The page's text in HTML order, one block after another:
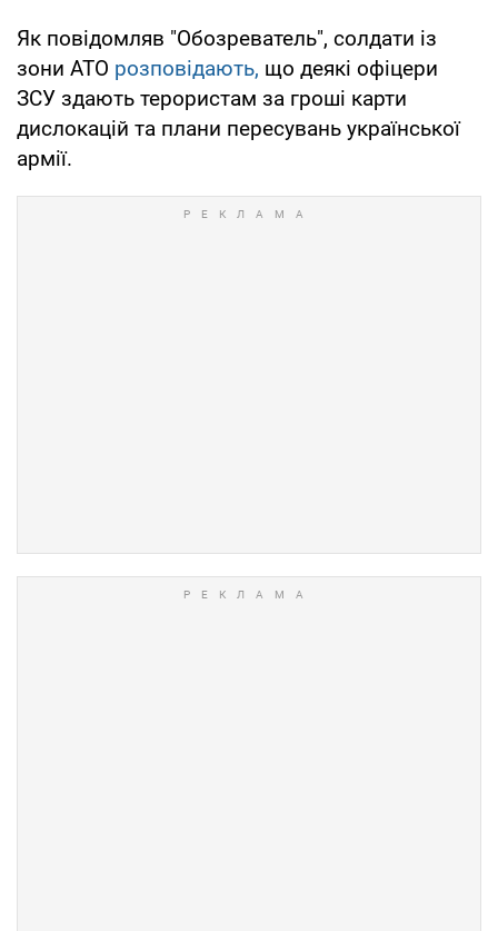
Як повідомляв "Обозреватель", солдати із
зони АТО розповідають, що деякі офіцери
ЗСУ здають терористам за гроші карти
дислокацій та плани пересувань української
армії.